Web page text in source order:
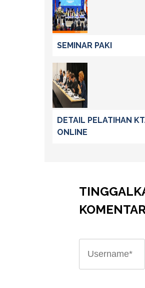
SEMINAR PAKI
DETAIL PELATIHAN
ONLINE
KOMENTAR